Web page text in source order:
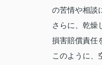
の苦情や相談
さらに、乾燥
損害賠償責任
このように、